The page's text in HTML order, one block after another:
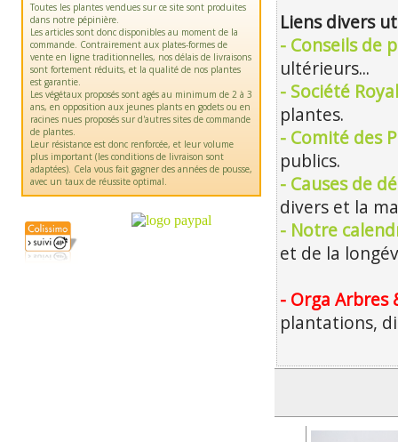
Toutes les plantes vendues sur ce site sont produites
dans notre pépinière.
Les articles sont donc disponibles au moment de la
commande. Contrairement aux plates-formes de
vente en ligne traditionnelles, nos délais de livraisons
sont fortement réduits, et la qualité de nos plantes
est garantie.
Les végétaux proposés sont agés au minimum de 2 à 3
ans, en opposition aux jeunes plants en godets ou en
racines nues proposés sur d'autres sites de commande
de plantes.
Leur résistance est donc renforcée, et leur volume
plus important (les conditions de livraison sont
adaptées). Cela vous fait gagner des années de pousse,
avec un taux de réussite optimal.
Liens divers
- Conseils de
ultérieurs...
- Société
plantes.
- Comité des
publics.
- Causes de
divers et la
- Notre
et de la
- Orga Arbres
plantations,